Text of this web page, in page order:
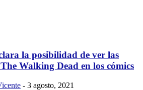
la posibilidad de ver las
Walking Dead en los cómics
- 3 agosto, 2021